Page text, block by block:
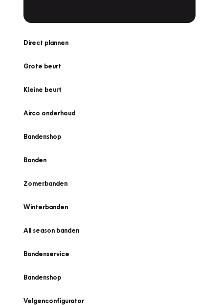
Direct plannen
Grote beurt
Kleine beurt
Airco onderhoud
Bandenshop
Banden
Zomerbanden
Winterbanden
All season banden
Bandenservice
Bandenshop
Velgenconfigurator